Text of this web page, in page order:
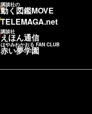
講談社の
動く図鑑MOVE
TELEMAGA.net
講談社
えほん通信
はやみねかおる FAN CLUB
赤い夢学園